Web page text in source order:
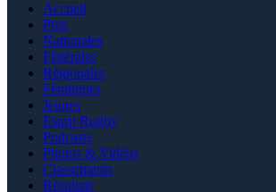
Accueil
Pros
Nationales
Fédérales
Régionales
Féminines
Jeunes
Esprit Rugby
Podcasts
Photos & Vidéos
Classements
Résultats